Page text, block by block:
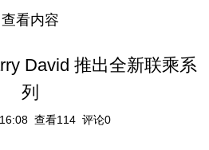
查看内容
David 推出全新联乘系
列
查看114 评论0